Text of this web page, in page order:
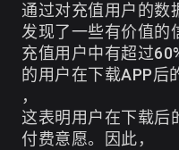
通过对充值用户的数
发现了一些有价值的
充值用户中有超过
的用户在下载APP后
，
这表明用户在下载后
付费意愿。因此，